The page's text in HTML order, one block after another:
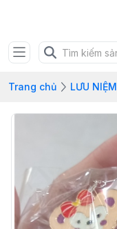
Trang chủ LƯU NIỆM